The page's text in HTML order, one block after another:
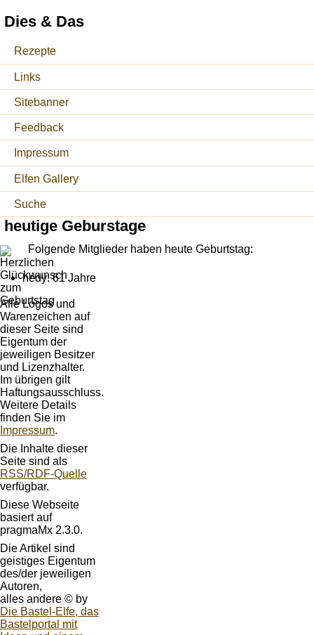
Dies & Das
Rezepte
Links
Sitebanner
Feedback
Impressum
Elfen Gallery
Suche
heutige Geburstage
Folgende Mitglieder haben heute Geburtstag:
hedy: 61 Jahre
Alle Logos und
Warenzeichen auf
dieser Seite sind
Eigentum der
jeweiligen Besitzer
und Lizenzhalter.
Im übrigen gilt
Haftungsausschluss.
Weitere Details
finden Sie im
Impressum.
Die Inhalte dieser
Seite sind als
RSS/RDF-Quelle
verfügbar.
Diese Webseite
basiert auf
pragmaMx 2.3.0.
Die Artikel sind
geistiges Eigentum
des/der jeweiligen
Autoren,
alles andere © by
Die Bastel-Elfe, das
Bastelportal mit